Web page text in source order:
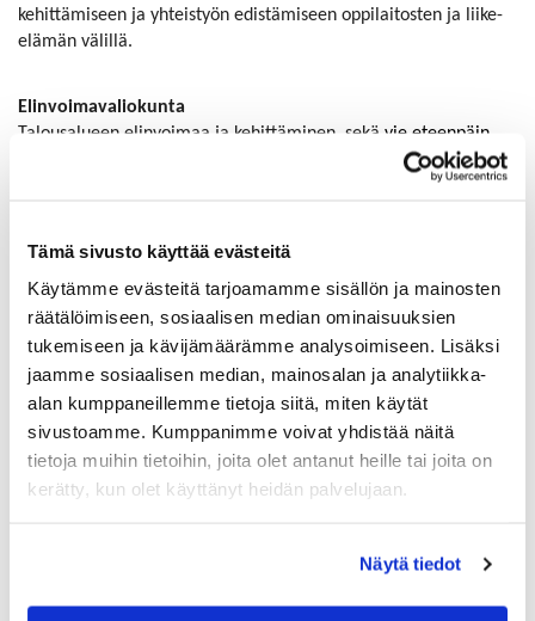
Tämä sivusto käyttää evästeitä
Käytämme evästeitä tarjoamamme sisällön ja mainosten
räätälöimiseen, sosiaalisen median ominaisuuksien
tukemiseen ja kävijämäärämme analysoimiseen. Lisäksi
jaamme sosiaalisen median, mainosalan ja analytiikka-
alan kumppaneillemme tietoja siitä, miten käytät
sivustoamme. Kumppanimme voivat yhdistää näitä
tietoja muihin tietoihin, joita olet antanut heille tai joita on
kerätty, kun olet käyttänyt heidän palvelujaan.
Näytä tiedot
kehittämiseen ja yhteistyön edistämiseen oppilaitosten ja liike-
elämän välillä.
Elinvoimavaliokunta
Talousalueen elinvoimaa ja kehittäminen, sekä vie eteenpäin
toimenpiteitä, joilla vahvistetaan ja edistetään kuntalaisten ja
elinkeinoelämän mahdollisuuksia luoda työtä, toimeentuloa ja
Osaamisvaliokunta
Työvoiman saatavuuden turvaaminen ja osaamisen
kehittämisen ennakointi. Oppilaitosyhteistyön ja
koulutustarjonnan ja työntekijöiden osaamisen kohtaannon
varmistaminen.
Keskustelun ja kehittämisen sekä vaikuttamisen alusta, kohteena
voi olla rakentamisen edellytysten parantaminen yhteistyössä
sekä alan taloudellinen merkitys. Tarkempi teemoitus luodaan
yhdessä klusterin ensimmäisessä kokoontumisessa.